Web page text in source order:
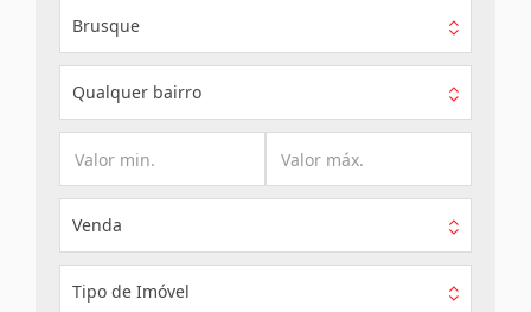
Brusque
Qualquer bairro
Venda
Tipo de Imóvel